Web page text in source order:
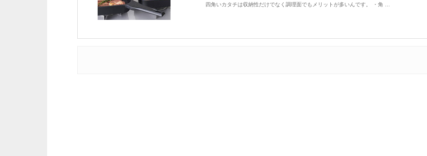
四角いカタチは収納性だけでなく調理面でもメリットが多いんです。 ・角 …